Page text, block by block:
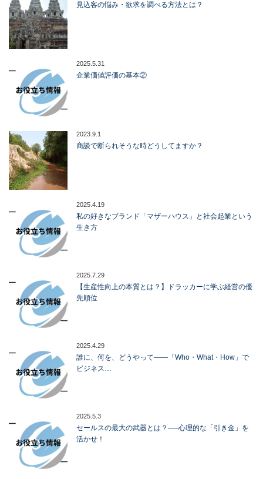
見込客の悩み・欲求を調べる方法とは？
2025.5.31
企業価値評価の基本②
2023.9.1
商談で断られそうな時どうしてますか？
2025.4.19
私の好きなブランド「マザーハウス」と社会起業という
生き方
2025.7.29
【生産性向上の本質とは？】ドラッカーに学ぶ経営の優
先順位
2025.4.29
誰に、何を、どうやって――「Who・What・How」で
ビジネス…
2025.5.3
セールスの最大の武器とは？──心理的な「引き金」を
活かせ！